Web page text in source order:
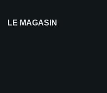
LE MAGASIN